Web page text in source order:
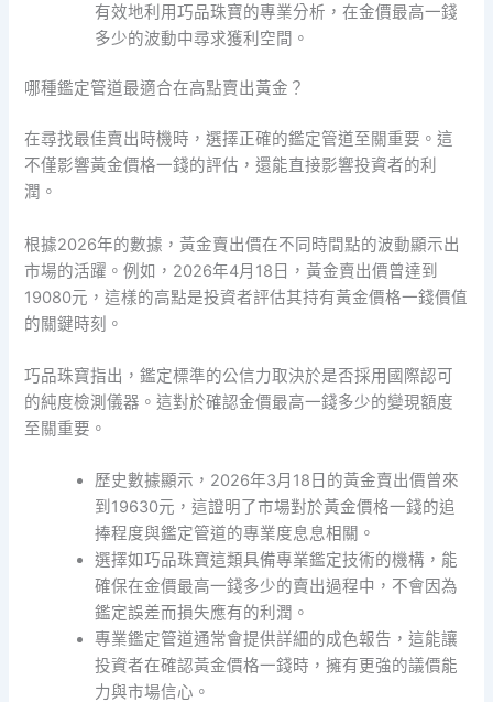
有效地利用巧品珠寶的專業分析，在金價最高一錢
多少的波動中尋求獲利空間。
哪種鑑定管道最適合在高點賣出黃金？
在尋找最佳賣出時機時，選擇正確的鑑定管道至關重要。這
不僅影響黃金價格一錢的評估，還能直接影響投資者的利
潤。
根據2026年的數據，黃金賣出價在不同時間點的波動顯示出
市場的活躍。例如，2026年4月18日，黃金賣出價曾達到
19080元，這樣的高點是投資者評估其持有黃金價格一錢價值
的關鍵時刻。
巧品珠寶指出，鑑定標準的公信力取決於是否採用國際認可
的純度檢測儀器。這對於確認金價最高一錢多少的變現額度
至關重要。
歷史數據顯示，2026年3月18日的黃金賣出價曾來
到19630元，這證明了市場對於黃金價格一錢的追
捧程度與鑑定管道的專業度息息相關。
選擇如巧品珠寶這類具備專業鑑定技術的機構，能
確保在金價最高一錢多少的賣出過程中，不會因為
鑑定誤差而損失應有的利潤。
專業鑑定管道通常會提供詳細的成色報告，這能讓
投資者在確認黃金價格一錢時，擁有更強的議價能
力與市場信心。